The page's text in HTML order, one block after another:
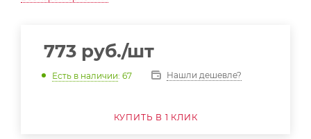
773 руб./шт
Есть в наличии: 67 Нашли дешевле?
КУПИТЬ В 1 КЛИК